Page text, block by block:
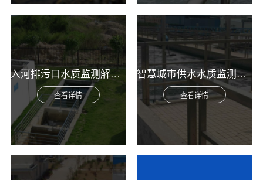
入河排污口水质监测解决方案
查看详情
智慧城市供水水质监测综合解决方案
查看详情